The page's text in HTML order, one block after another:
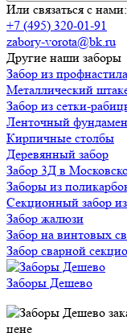
Или связаться с нами:
+7 (495) 320-01-91
zabory-vorota@bk.ru
Другие наши заборы
Забор из профнастила
Металлический
Забор из сетки-
Ленточный
Кирпичные столбы
Деревянный забор
Забор 3Д в
Заборы из
Секционный забор
Забор жалюзи
Забор на винтовых
Забор сварной
Заборы Дешево